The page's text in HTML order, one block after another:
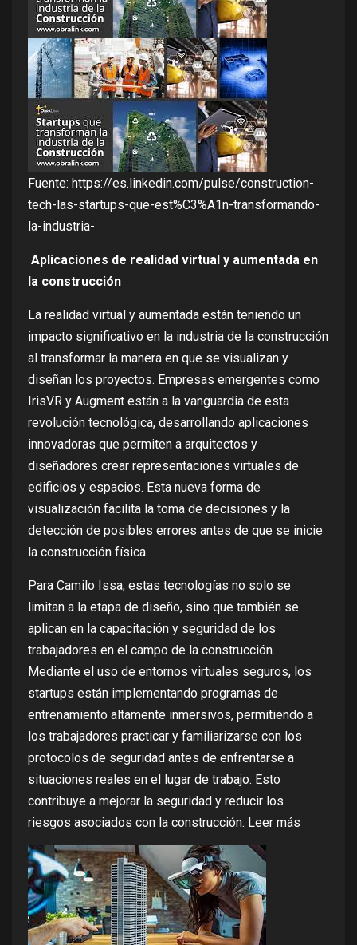
Fuente: https://es.linkedin.com/pulse/construction-
tech-las-startups-que-est%C3%A1n-transformando-
la-industria-
Aplicaciones de realidad virtual y aumentada en
la construcción
La realidad virtual y aumentada están teniendo un
impacto significativo en la industria de la construcción
al transformar la manera en que se visualizan y
diseñan los proyectos. Empresas emergentes como
IrisVR y Augment están a la vanguardia de esta
revolución tecnológica, desarrollando aplicaciones
innovadoras que permiten a arquitectos y
diseñadores crear representaciones virtuales de
edificios y espacios. Esta nueva forma de
visualización facilita la toma de decisiones y la
detección de posibles errores antes de que se inicie
la construcción física.
Para Camilo Issa, estas tecnologías no solo se
limitan a la etapa de diseño, sino que también se
aplican en la capacitación y seguridad de los
trabajadores en el campo de la construcción.
Mediante el uso de entornos virtuales seguros, los
startups están implementando programas de
entrenamiento altamente inmersivos, permitiendo a
los trabajadores practicar y familiarizarse con los
protocolos de seguridad antes de enfrentarse a
situaciones reales en el lugar de trabajo. Esto
contribuye a mejorar la seguridad y reducir los
riesgos asociados con la construcción. Leer más